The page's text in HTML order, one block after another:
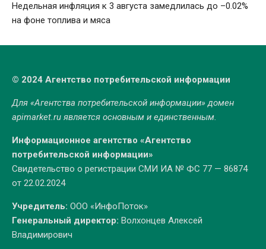
Недельная инфляция к 3 августа замедлилась до –0.02%
на фоне топлива и мяса
© 2024 Агентство потребительской информации
Для «Агентства потребительской информации» домен
apimarket.ruявляется основным и единственным.
Информационное агентство «Агентство
потребительской информации»
Свидетельство о регистрации СМИ ИА № ФС 77 — 86874
от 22.02.2024
Учредитель: ООО «ИнфоПоток»
Генеральный директор: Волхонцев Алексей
Владимирович